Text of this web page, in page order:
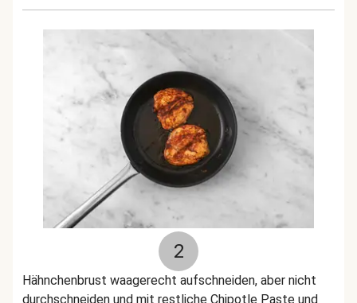
2
Hähnchenbrust waagerecht aufschneiden, aber nicht
durchschneiden und mit restliche Chipotle Paste und